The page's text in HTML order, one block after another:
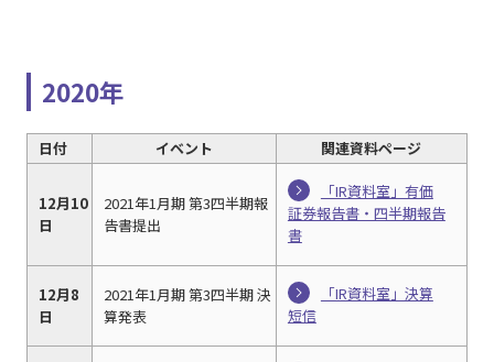
2020年
日付 イベント 関連資料ページ
12月10
日
2021年1月期 第3四半期報
告書提出
「IR資料室」有価
証券報告書・四半期報告
書
12月8
日
2021年1月期 第3四半期 決
算発表
「IR資料室」決算
短信